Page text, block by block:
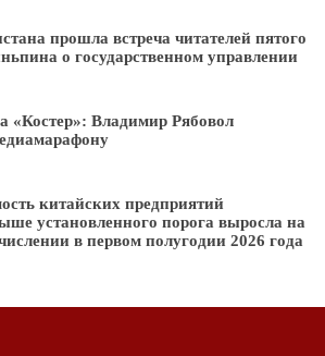
прошла встреча читателей пятого
о государственном управлении
«Костер»: Владимир Рябовол
китайских предприятий
установленного порога выросла на
в первом полугодии 2026 года